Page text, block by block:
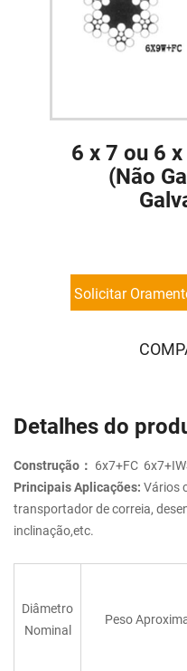
6 x 7 ou 6
(Não
Solicitar
Detalhes do
Construção： 6x7+FC
Principais Aplicações: Vários
transportador de correia,
inclinação,etc.
Diâmetro
Nominal
Peso